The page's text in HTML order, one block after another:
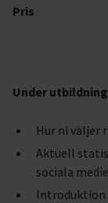
Pris
Under
Hur ni
Aktuell
sociala
Introduktion